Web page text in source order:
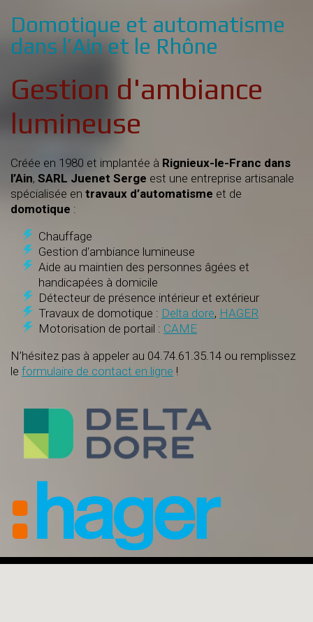
Domotique et automatisme
dans l’Ain et le Rhône
Gestion d'ambiance
lumineuse
Créée en 1980 et implantée à Rignieux-le-Franc dans
l’Ain, SARL Juenet Serge est une entreprise artisanale
spécialisée en travaux d’automatisme et de
domotique :
Chauffage
Gestion d'ambiance lumineuse
Aide au maintien des personnes âgées et
handicapées à domicile
Détecteur de présence intérieur et extérieur
Travaux de domotique : Delta dore, HAGER
Motorisation de portail : CAME
N’hésitez pas à appeler au 04.74.61.35.14 ou remplissez
le formulaire de contact en ligne !